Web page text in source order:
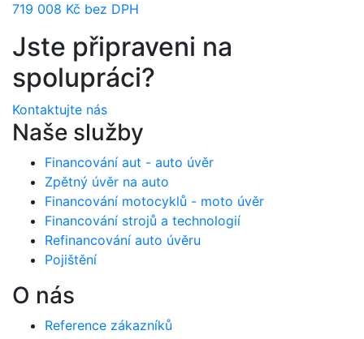
719 008 Kč bez DPH
Jste připraveni na
spolupráci?
Kontaktujte nás
Naše služby
Financování aut - auto úvěr
Zpětný úvěr na auto
Financování motocyklů - moto úvěr
Financování strojů a technologií
Refinancování auto úvěru
Pojištění
O nás
Reference zákazníků